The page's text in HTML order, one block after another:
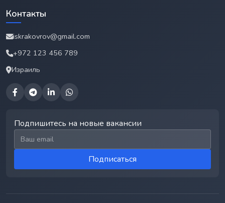
Контакты
iskrakovrov@gmail.com
+972 123 456 789
Израиль
Подпишитесь на новые вакансии
Email для подписки
Подписаться